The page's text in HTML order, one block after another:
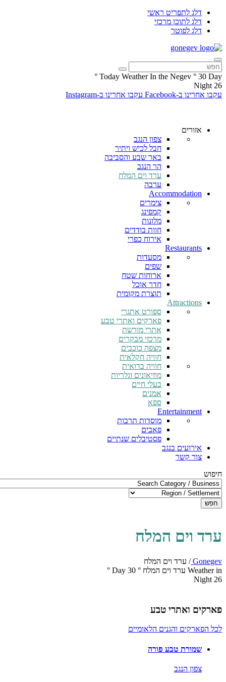
דלג לתפריט ראשי
דלג לתוכן מרכזי
דלג לפוטר
Today Weather In the Negev ° 30 Day
°
26
Night
עקבו אחרינו ב-Facebook
עקבו אחרינו ב-Instagram
אזורים
צפון הנגב
חבל לכיש ויתיר
באר שבע והסביבה
הר הנגב
ערד וים המלח
ערבה
Accommodation
צימרים
קמפינג
מלונות
חוות בודדים
אירוח כפרי
Restaurants
מסעדות
שפים
ארוחות שטח
חדר אוכל
תוצרת מקומית
Attractions
ספורט אתגרי
פארקים ואתרי טבע
אתרי מורשת
מרכזי מבקרים
מצפה כוכבים
חוויה חקלאית
חוויה בדואית
מוזיאונים וגלריות
בעלי חיים
אמנים
ספא
Entertainment
מוסדות תרבות
פאבים
פסטיבלים שנתיים
אירועים בנגב
צור קשר
חיפוש
חפש
ערד וים המלח
Gonegev
/ ערד וים המלח
Weather in ערד וים המלח
°
30
Day
°
26
Night
פארקים ואתרי טבע
לכל הפארקים והגנים הלאומיים
שמורת טבע פורה
צפון הנגב